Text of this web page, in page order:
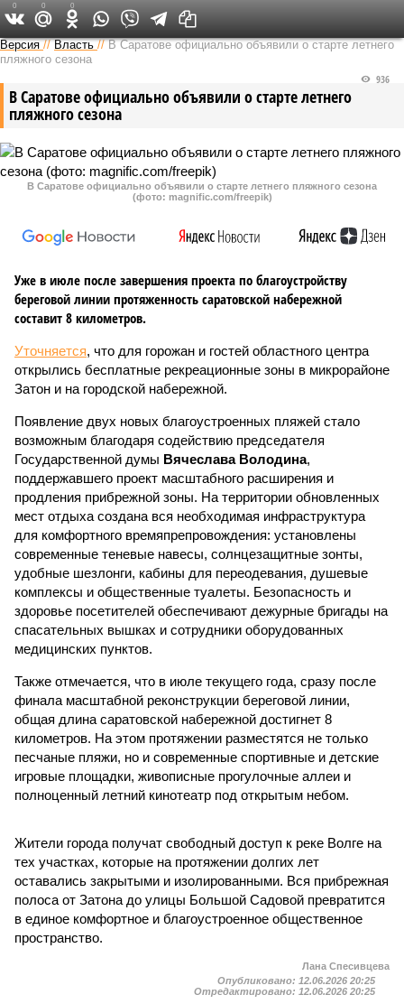
Версия в Саратове
Версия //Власть //В Саратове официально объявили о старте летнего
пляжного сезона
В Саратове официально объявили о старте летнего
пляжного сезона
936
В Саратове официально объявили о старте летнего пляжного сезона
(фото: magnific.com/freepik)
Уже в июле после завершения проекта по благоустройству
береговой линии протяженность саратовской набережной
составит 8 километров.
Уточняется, что для горожан и гостей областного центра
открылись бесплатные рекреационные зоны в микрорайоне
Затон и на городской набережной.
Появление двух новых благоустроенных пляжей стало
возможным благодаря содействию председателя
Государственной думы Вячеслава Володина,
поддержавшего проект масштабного расширения и
продления прибрежной зоны. На территории обновленных
мест отдыха создана вся необходимая инфраструктура
для комфортного времяпрепровождения: установлены
современные теневые навесы, солнцезащитные зонты,
удобные шезлонги, кабины для переодевания, душевые
комплексы и общественные туалеты. Безопасность и
здоровье посетителей обеспечивают дежурные бригады на
спасательных вышках и сотрудники оборудованных
медицинских пунктов.
Также отмечается, что в июле текущего года, сразу после
финала масштабной реконструкции береговой линии,
общая длина саратовской набережной достигнет 8
километров. На этом протяжении разместятся не только
песчаные пляжи, но и современные спортивные и детские
игровые площадки, живописные прогулочные аллеи и
полноценный летний кинотеатр под открытым небом.
Жители города получат свободный доступ к реке Волге на
тех участках, которые на протяжении долгих лет
оставались закрытыми и изолированными. Вся прибрежная
полоса от Затона до улицы Большой Садовой превратится
в единое комфортное и благоустроенное общественное
пространство.
0 0 0
Лана Спесивцева
Опубликовано: 12.06.2026 20:25
Отредактировано: 12.06.2026 20:25